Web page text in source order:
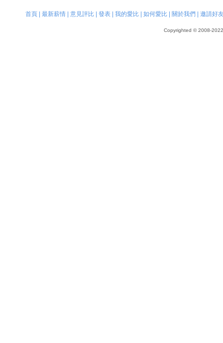
首頁| 最新薪情| 意見評比| 發表| 我的愛比| 如何愛比| 關於我們 邀請好
Copyrighted © 2008-